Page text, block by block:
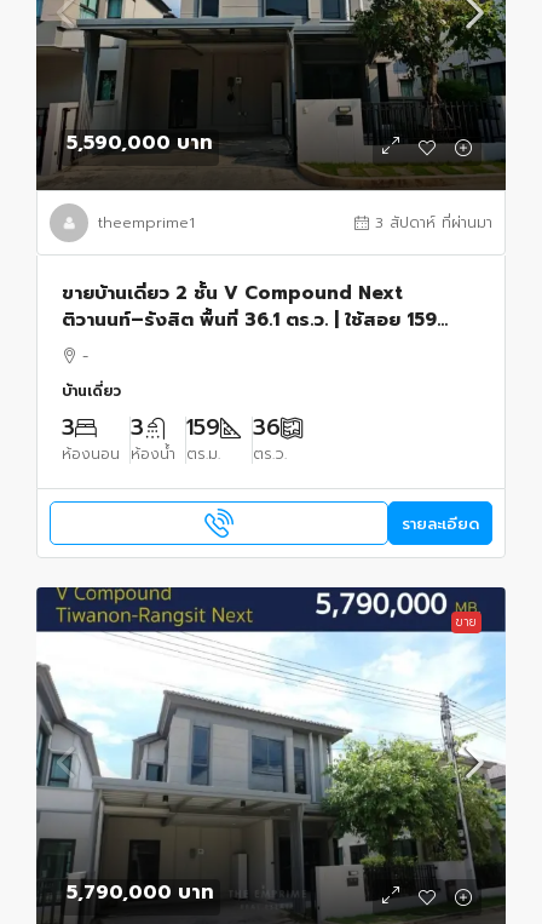
5,590,000 บาท
theemprime1 3 สัปดาห์ ที่ผ่านมา
ขายบ้านเดี่ยว 2 ชั้น V Compound Next
ติวานนท์–รังสิต พื้นที่ 36.1 ตร.ว. | ใช้สอย 159
ตร.ม.
-
บ้านเดี่ยว
3
ห้องนอน
3
ห้องน้ำ
159
ตร.ม.
36
ตร.ว.
รายละเอียด
ขาย
5,790,000 บาท